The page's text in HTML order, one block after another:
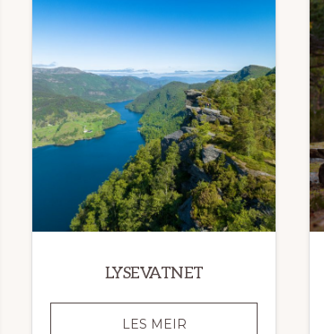
LYSEVATNET
LES MEIRLYSEVATNET